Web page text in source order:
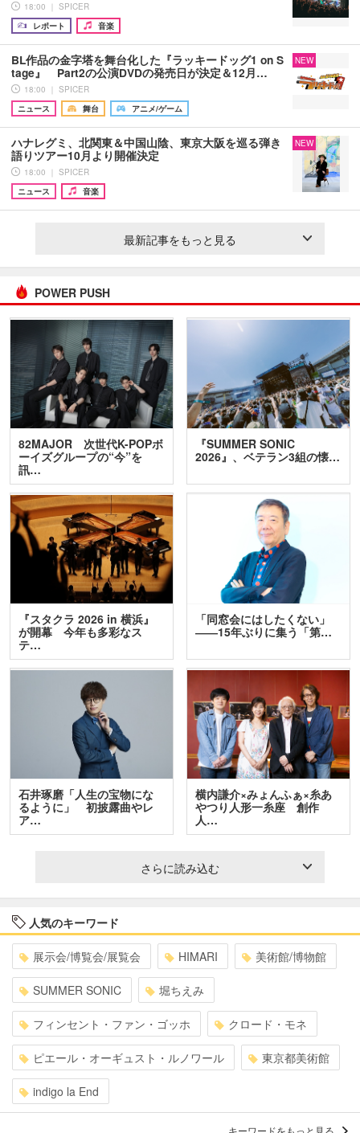
18:00 ｜ SPICER
レポート
音楽
BL作品の金字塔を舞台化した『ラッキードッグ1 on S
tage』 Part2の公演DVDの発売日が決定＆12月…
18:00 ｜ SPICER
ニュース
舞台 アニメ/ゲーム
NEW
ハナレグミ、北関東＆中国山陰、東京大阪を巡る弾き
語りツアー10月より開催決定
18:00 ｜ SPICER
ニュース
音楽
NEW
最新記事をもっと見る
POWER PUSH
82MAJOR 次世代K-POPボ
ーイズグループの“今”を
訊…
『SUMMER SONIC
2026』、ベテラン3組の懐…
『スタクラ 2026 in 横浜』
が開幕 今年も多彩なス
テ…
「同窓会にはしたくない」
――15年ぶりに集う「第…
石井琢磨「人生の宝物にな
るように」 初披露曲やレ
ア…
横内謙介×みょんふぁ×糸あ
やつり人形一糸座 創作
人…
さらに読み込む
人気のキーワード
展示会/博覧会/展覧会 HIMARI 美術館/博物館
SUMMER SONIC 堀ちえみ
フィンセント・ファン・ゴッホ クロード・モネ
ピエール・オーギュスト・ルノワール 東京都美術館
indigo la End
キーワードをもっと見る